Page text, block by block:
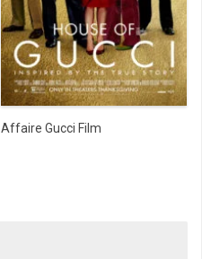
Affaire Gucci Film